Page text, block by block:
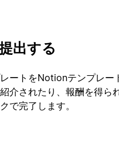
出する
ートをNotionテンプレー
介されたり、報酬を得ら
で完了します。